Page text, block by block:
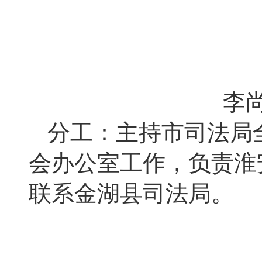
李
分工：主持市司法
会办公室工作，负责
联系金湖县司法局。